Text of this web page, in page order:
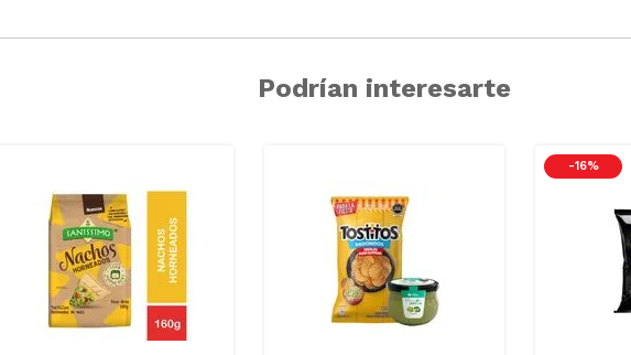
Podrían interesarte
-16 %